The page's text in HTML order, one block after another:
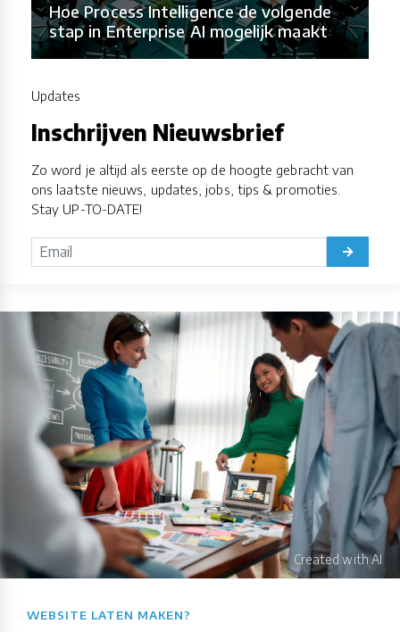
Hoe Process Intelligence de volgende
stap in Enterprise AI mogelijk maakt
Updates
Inschrijven Nieuwsbrief
Zo word je altijd als eerste op de hoogte gebracht van
ons laatste nieuws, updates, jobs, tips & promoties.
Stay UP-TO-DATE!
WEBSITE LATEN MAKEN?​​​​​​​​​​​​​​